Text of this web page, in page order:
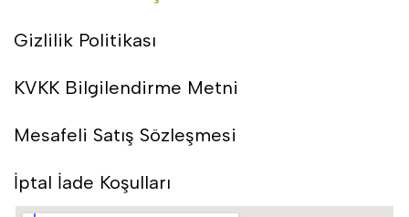
Gizlilik Politikası
KVKK Bilgilendirme Metni
Mesafeli Satış Sözleşmesi
İptal İade Koşulları